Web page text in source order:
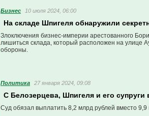
Бизнес 10 июля 2024, 06:00
На складе Шпигеля обнаружили
Злоключения бизнес-империи арестованного
лишиться склада, который расположен на улице
обороны.
Политика 27 января 2024, 09:08
С Белозерцева, Шпигеля и его
Суд обязал выплатить 8,2 млрд рублей вместо 9,9